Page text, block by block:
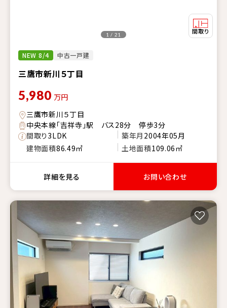
NEW 8/4 中古一戸建
三鷹市新川５丁目
1 / 21
5,980 万円
三鷹市新川５丁目
中央本線「吉祥寺」駅 バス28分 停歩3分
間取り3LDK 築年月 2004年05月
建物面積86.49㎡ 土地面積109.06㎡
詳細を見る お問い合わせ